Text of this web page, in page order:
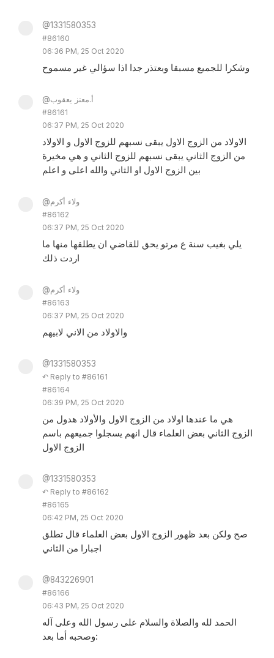
@1331580353
#86160
06:36 PM, 25 Oct 2020
وشكرا للجميع مسبقا وبعتذر جدا اذا سؤالي غير مسموح
@أ.معتز يعقوب
#86161
06:37 PM, 25 Oct 2020
الاولاد من الزوج الاول يبقى نسبهم للزوج الاول و الاولاد
من الزوج الثاني يبقى نسبهم للزوج الثاني و هي مخيرة
بين الزوج الاول او الثاني والله اعلى و اعلم
@ولاء أكرم
#86162
06:37 PM, 25 Oct 2020
يلي بغيب سنة ع مرتو يحق للقاضي ان يطلقها منها ما
اردت ذلك
@ولاء أكرم
#86163
06:37 PM, 25 Oct 2020
والاولاد من الاني لابيهم
@1331580353
↶ Reply to #86161
#86164
06:39 PM, 25 Oct 2020
هي ما عندها اولاد من الزوج الاول والأولاد هدول من
الزوج الثاني بعض العلماء قال انهم يسجلوا جميعهم باسم
الزوج الاول
@1331580353
↶ Reply to #86162
#86165
06:42 PM, 25 Oct 2020
صح ولكن بعد ظهور الزوج الاول بعض العلماء قال تطلق
اجبارا من الثاني
@843226901
#86166
06:43 PM, 25 Oct 2020
الحمد لله والصلاة والسلام على رسول الله وعلى آله
وصحبه أما بعد: